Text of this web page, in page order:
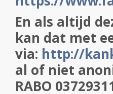
En als altijd
kan dat met
via: http://
al of niet
RABO